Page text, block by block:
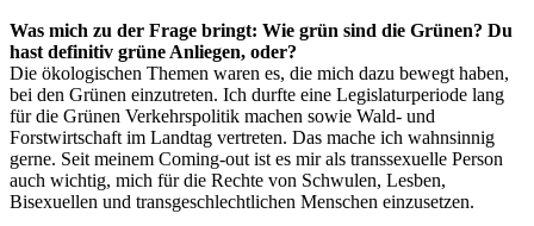
Was mich zu der Frage bringt: Wie grün sind die Grünen? Du
hast definitiv grüne Anliegen, oder?
Die ökologischen Themen waren es, die mich dazu bewegt haben,
bei den Grünen einzutreten. Ich durfte eine Legislaturperiode lang
für die Grünen Verkehrspolitik machen sowie Wald- und
Forstwirtschaft im Landtag vertreten. Das mache ich wahnsinnig
gerne. Seit meinem Coming-out ist es mir als transsexuelle Person
auch wichtig, mich für die Rechte von Schwulen, Lesben,
Bisexuellen und transgeschlechtlichen Menschen einzusetzen.